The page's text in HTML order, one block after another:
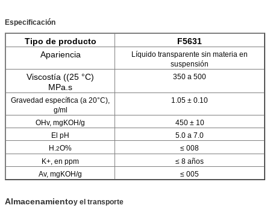
Especificación
Tipo de producto
F5631
Apariencia
Líquido transparente sin materia en
suspensión
Viscostía ((25 °C)
MPa.s
350 a 500
Gravedad específica (a 20°C),
g/ml
1.05 ± 0.10
OHv, mgKOH/g
450 ± 10
El pH
5.0 a 7.0
H.2O%
≤ 008
K+, en ppm
≤ 8 años
Av, mgKOH/g
≤ 005
Almacenamientoy el transporte